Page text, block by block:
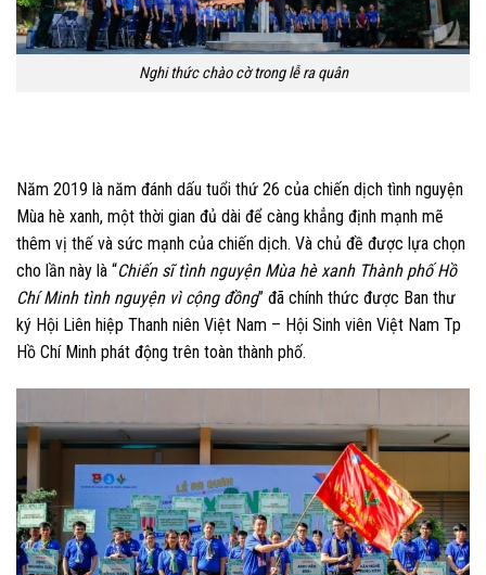
Nghi thức chào cờ trong lễ ra quân
Năm 2019 là năm đánh dấu tuổi thứ 26 của chiến dịch tình nguyện
Mùa hè xanh, một thời gian đủ dài để càng khẳng định mạnh mẽ
thêm vị thế và sức mạnh của chiến dịch. Và chủ đề được lựa chọn
cho lần này là “Chiến sĩ tình nguyện Mùa hè xanh Thành phố Hồ
Chí Minh tình nguyện vì cộng đồng” đã chính thức được Ban thư
ký Hội Liên hiệp Thanh niên Việt Nam – Hội Sinh viên Việt Nam Tp
Hồ Chí Minh phát động trên toàn thành phố.